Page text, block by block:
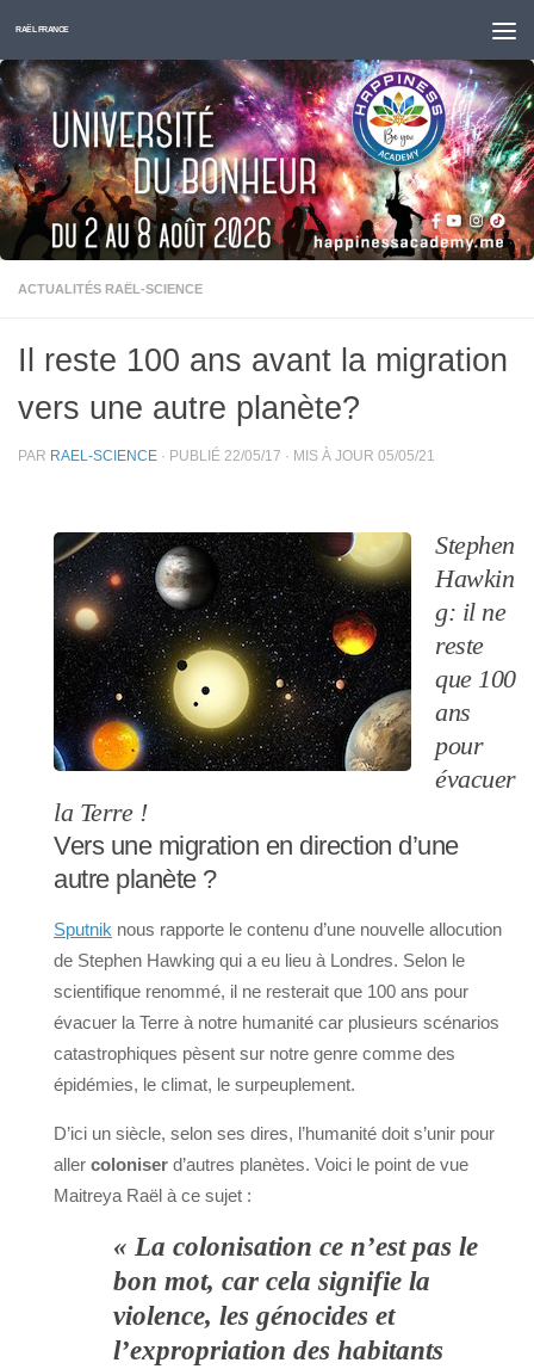
Skip to content
RAËL FRANCE
ACTUALITÉS RAËL-SCIENCE
Il reste 100 ans avant la migration
vers une autre planète?
PAR RAEL-SCIENCE · PUBLIÉ 22/05/17 · MIS À JOUR 05/05/21
Stephen
Hawkin
g: il ne
reste
que 100
ans
pour
évacuer
la Terre !
Vers une migration en direction d’une
autre planète ?
Sputnik nous rapporte le contenu d’une nouvelle allocution
de Stephen Hawking qui a eu lieu à Londres. Selon le
scientifique renommé, il ne resterait que 100 ans pour
évacuer la Terre à notre humanité car plusieurs scénarios
catastrophiques pèsent sur notre genre comme des
épidémies, le climat, le surpeuplement.
D’ici un siècle, selon ses dires, l’humanité doit s’unir pour
aller coloniser d’autres planètes. Voici le point de vue
Maitreya Raël à ce sujet :
« La colonisation ce n’est pas le
bon mot, car cela signifie la
violence, les génocides et
l’expropriation des habitants